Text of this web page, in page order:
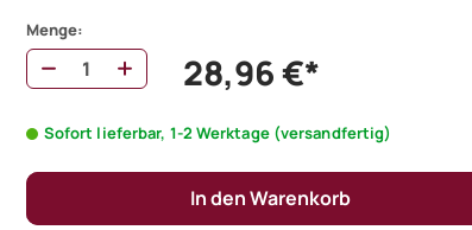
Menge:
28,96 €*
Sofort lieferbar, 1-2 Werktage (versandfertig)
In den Warenkorb